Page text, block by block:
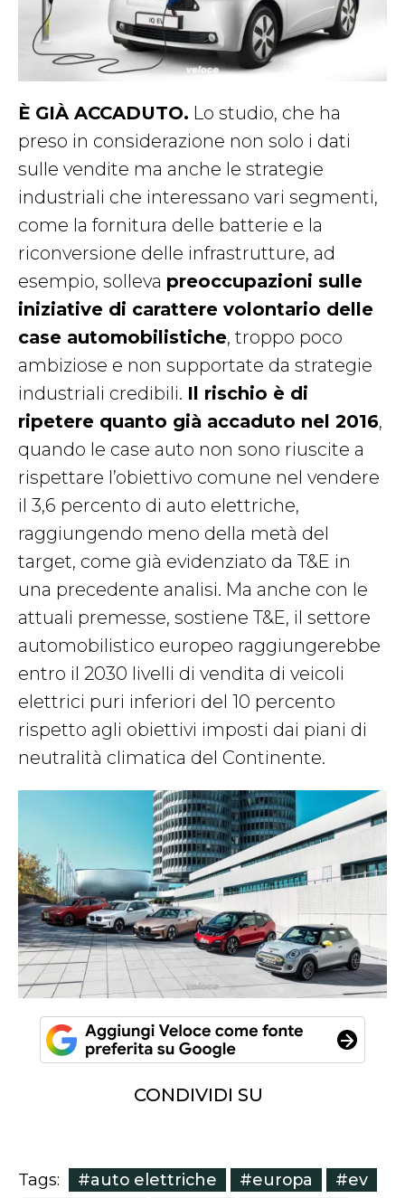
È GIÀ ACCADUTO. Lo studio, che ha
preso in considerazione non solo i dati
sulle vendite ma anche le strategie
industriali che interessano vari segmenti,
come la fornitura delle batterie e la
riconversione delle infrastrutture, ad
esempio, solleva preoccupazioni sulle
iniziative di carattere volontario delle
case automobilistiche, troppo poco
ambiziose e non supportate da strategie
industriali credibili. Il rischio è di
ripetere quanto già accaduto nel 2016,
quando le case auto non sono riuscite a
rispettare l’obiettivo comune nel vendere
il 3,6 percento di auto elettriche,
raggiungendo meno della metà del
target, come già evidenziato da T&E in
una precedente analisi. Ma anche con le
attuali premesse, sostiene T&E, il settore
automobilistico europeo raggiungerebbe
entro il 2030 livelli di vendita di veicoli
elettrici puri inferiori del 10 percento
rispetto agli obiettivi imposti dai piani di
neutralità climatica del Continente.
CONDIVIDI SU
Tags: #auto elettriche #europa
#ev